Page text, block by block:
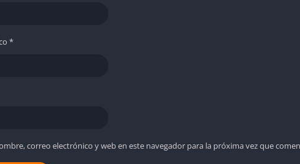
*
correo electrónico y web en este navegador para la próxima vez que